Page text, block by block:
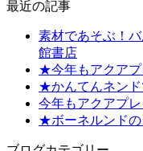
最近の記事
素材であそぶ！
館書店
★今年もアクア
★かんてんネン
今年もアクアプ
★ボーネルンド